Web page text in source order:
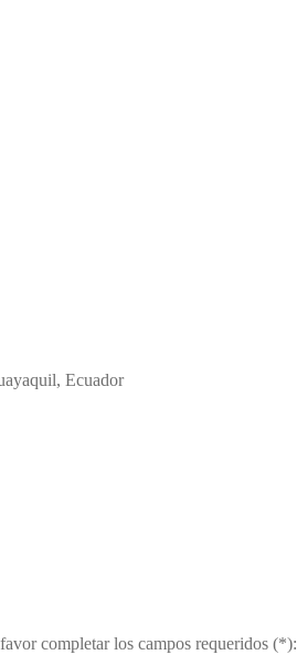
Ecuador
completar los campos requeridos (*):